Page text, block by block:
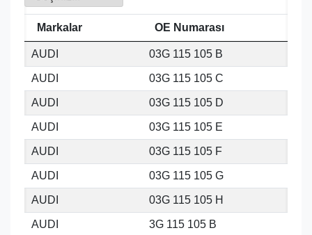
Markalar OE Numarası
AUDI 03G 115 105 B
AUDI 03G 115 105 C
AUDI 03G 115 105 D
AUDI 03G 115 105 E
AUDI 03G 115 105 F
AUDI 03G 115 105 G
AUDI 03G 115 105 H
AUDI 3G 115 105 B